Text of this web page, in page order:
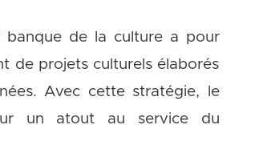
banque de la culture a pour
de projets culturels élaborés
Avec cette stratégie, le
un atout au service du